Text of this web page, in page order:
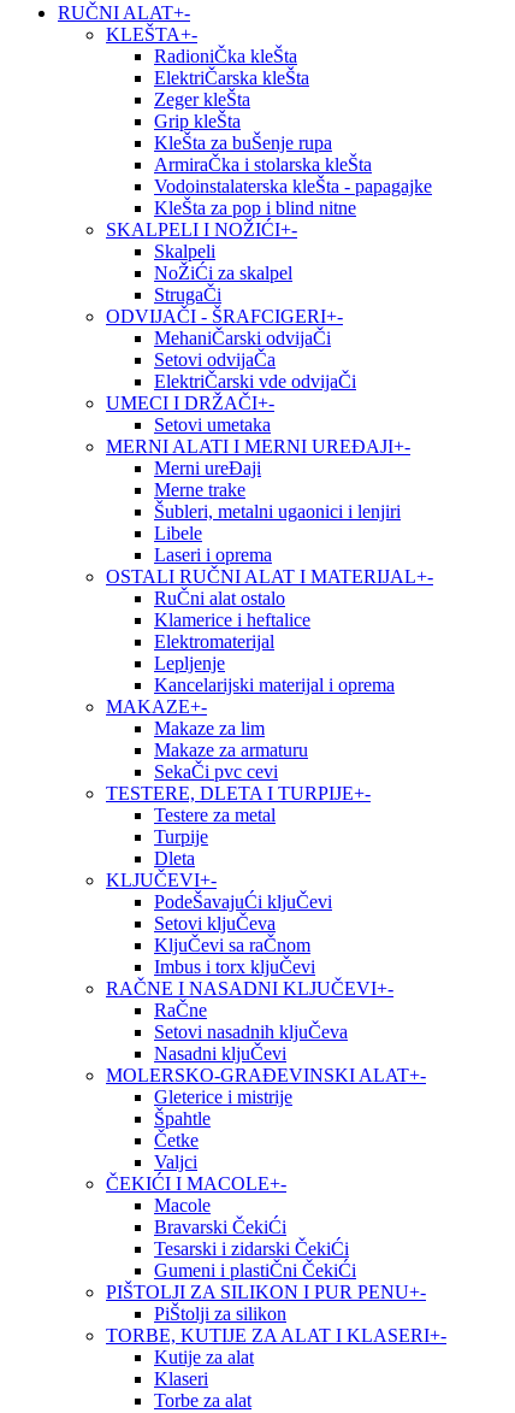
RUČNI ALAT+-
KLEŠTA+-
RadioniČka kleŠta
ElektriČarska kleŠta
Zeger kleŠta
Grip kleŠta
KleŠta za buŠenje rupa
ArmiraČka i stolarska kleŠta
Vodoinstalaterska kleŠta - papagajke
KleŠta za pop i blind nitne
SKALPELI I NOŽIĆI+-
Skalpeli
NoŽiĆi za skalpel
StrugaČi
ODVIJAČI - ŠRAFCIGERI+-
MehaniČarski odvijaČi
Setovi odvijaČa
ElektriČarski vde odvijaČi
UMECI I DRŽAČI+-
Setovi umetaka
MERNI ALATI I MERNI UREĐAJI+-
Merni ureĐaji
Merne trake
Šubleri, metalni ugaonici i lenjiri
Libele
Laseri i oprema
OSTALI RUČNI ALAT I MATERIJAL+-
RuČni alat ostalo
Klamerice i heftalice
Elektromaterijal
Lepljenje
Kancelarijski materijal i oprema
MAKAZE+-
Makaze za lim
Makaze za armaturu
SekaČi pvc cevi
TESTERE, DLETA I TURPIJE+-
Testere za metal
Turpije
Dleta
KLJUČEVI+-
PodeŠavajuĆi kljuČevi
Setovi kljuČeva
KljuČevi sa raČnom
Imbus i torx kljuČevi
RAČNE I NASADNI KLJUČEVI+-
RaČne
Setovi nasadnih kljuČeva
Nasadni kljuČevi
MOLERSKO-GRAĐEVINSKI ALAT+-
Gleterice i mistrije
Špahtle
Četke
Valjci
ČEKIĆI I MACOLE+-
Macole
Bravarski ČekiĆi
Tesarski i zidarski ČekiĆi
Gumeni i plastiČni ČekiĆi
PIŠTOLJI ZA SILIKON I PUR PENU+-
PiŠtolji za silikon
TORBE, KUTIJE ZA ALAT I KLASERI+-
Kutije za alat
Klaseri
Torbe za alat